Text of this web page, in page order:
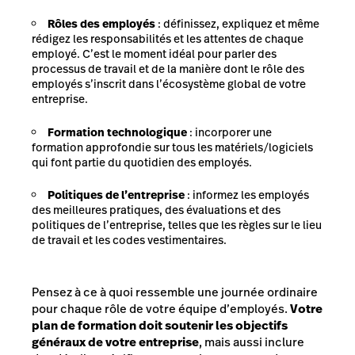
Rôles des employés : définissez, expliquez et même
rédigez les responsabilités et les attentes de chaque
employé. C’est le moment idéal pour parler des
processus de travail et de la manière dont le rôle des
employés s’inscrit dans l’écosystème global de votre
entreprise.
Formation technologique : incorporer une
formation approfondie sur tous les matériels/logiciels
qui font partie du quotidien des employés.
Politiques de l’entreprise : informez les employés
des meilleures pratiques, des évaluations et des
politiques de l’entreprise, telles que les règles sur le lieu
de travail et les codes vestimentaires.
Pensez à ce à quoi ressemble une journée ordinaire
pour chaque rôle de votre équipe d’employés.Votre
plan de formation doit soutenir les objectifs
généraux de votre entreprise, mais aussi inclure